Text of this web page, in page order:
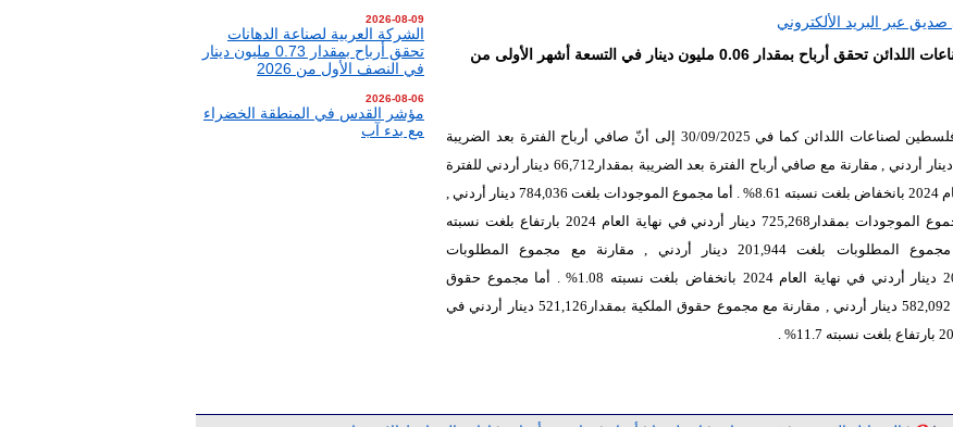
عبر البريد الألكتروني
فلسطين لصناعات اللدائن تحقق أرباح بمقدار 0.06 مليون دينار في التسعة أشهر الأولى من
تشير بيانات فلسطين لصناعات اللدائن كما في 30/09/2025 إلى أنّ صافي أرباح الفترة بعد الضريبة
بلغت 60,966 دينار أردني , مقارنة مع صافي أرباح الفترة بعد الضريبة بمقدار66,712 دينار أردني للفترة
نفسها من العام 2024 بانخفاض بلغت نسبته 8.61% . أما مجموع الموجودات بلغت 784,036 دينار أردني ,
مقارنة مع مجموع الموجودات بمقدار725,268 دينار أردني في نهاية العام 2024 بارتفاع بلغت نسبته
8.1% . أما مجموع المطلوبات بلغت 201,944 دينار أردني , مقارنة مع مجموع المطلوبات
بمقدار204,142 دينار أردني في نهاية العام 2024 بانخفاض بلغت نسبته 1.08% . أما مجموع حقوق
الملكية بلغت 582,092 دينار أردني , مقارنة مع مجموع حقوق الملكية بمقدار521,126 دينار أردني في
2026-08-09
الشركة العربية لصناعة الدهانات
تحقق أرباح بمقدار 0.73 مليون دينار
في النصف الأول من 2026
2026-08-06
مؤشر القدس في المنطقة الخضراء
مع بدء آب